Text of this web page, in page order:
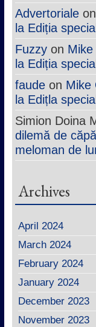
Advertorialeon
la Ediția
Fuzzyon
la Ediția
faudeon Mike
la Edițla
Simion Doina
dilemă de
meloman de
Archives
April 2024
March 2024
February 2024
January 2024
December 2023
November 2023